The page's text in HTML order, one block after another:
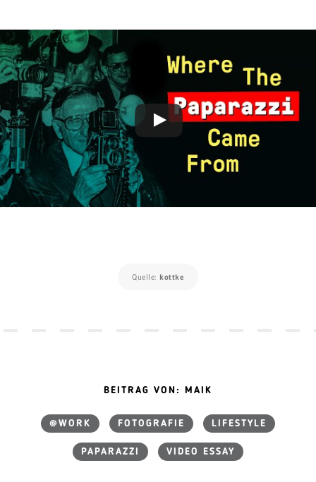
Quelle: kottke
BEITRAG VON: MAIK
@WORK FOTOGRAFIE LIFESTYLE
PAPARAZZI VIDEO ESSAY